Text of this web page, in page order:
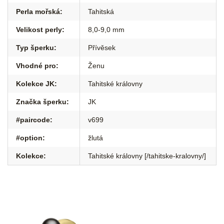
Perla mořská: Tahitská
Velikost perly: 8,0-9,0 mm
Typ šperku: Přívěsek
Vhodné pro: Ženu
Kolekce JK: Tahitské královny
Značka šperku: JK
#paircode: v699
#option: žlutá
Kolekce: Tahitské královny [/tahitske-kralovny/]